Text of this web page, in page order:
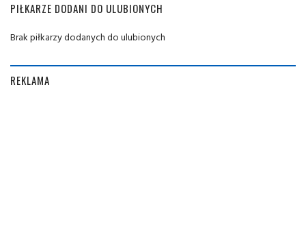
PIŁKARZE DODANI DO ULUBIONYCH
Brak piłkarzy dodanych do ulubionych
REKLAMA